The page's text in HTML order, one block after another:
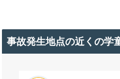
事故発生地点の近くの学